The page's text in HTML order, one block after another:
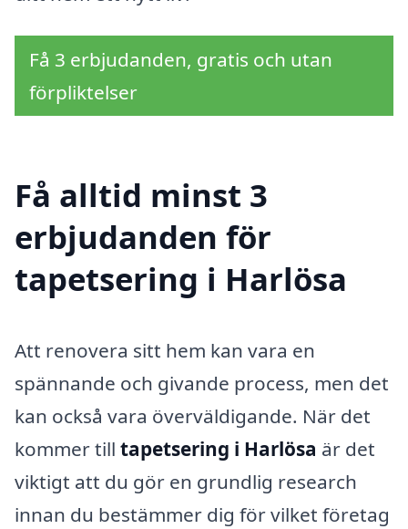
Få 3 erbjudanden, gratis och utan
förpliktelser
Få alltid minst 3
erbjudanden för
tapetsering i Harlösa
Att renovera sitt hem kan vara en
spännande och givande process, men det
kan också vara överväldigande. När det
kommer till tapetsering i Harlösa är det
viktigt att du gör en grundlig research
innan du bestämmer dig för vilket företag